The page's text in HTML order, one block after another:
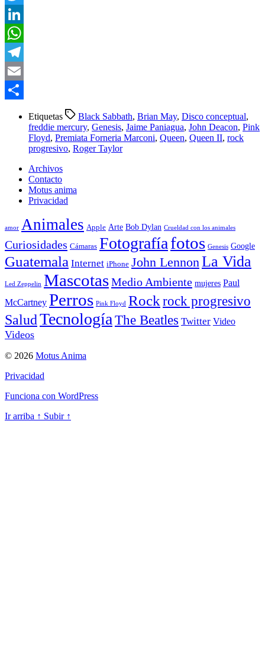
Twitter
LinkedIn
WhatsApp
Telegram
Email
Etiquetas Black Sabbath, Brian May, Disco conceptual,
freddie mercury, Genesis, Jaime Paniagua, John Deacon, Pink
Floyd, Premiata Forneria Marconi, Queen, Queen II, rock
progresivo, Roger Taylor
Archivos
Contacto
Motus anima
Privacidad
amor Animales Apple Arte Bob Dylan Crueldad con los animales
Curiosidades Cámaras Fotografíafotos Genesis Google
Guatemala Internet iPhone John Lennon La Vida
Led Zeppelin MascotasMedio Ambiente mujeres Paul
McCartney Perros Pink Floyd Rock rock progresivo
SaludTecnología The Beatles Twitter Video
Videos
© 2026 Motus Anima
Privacidad
Funciona con WordPress
Ir arriba ↑ Subir ↑